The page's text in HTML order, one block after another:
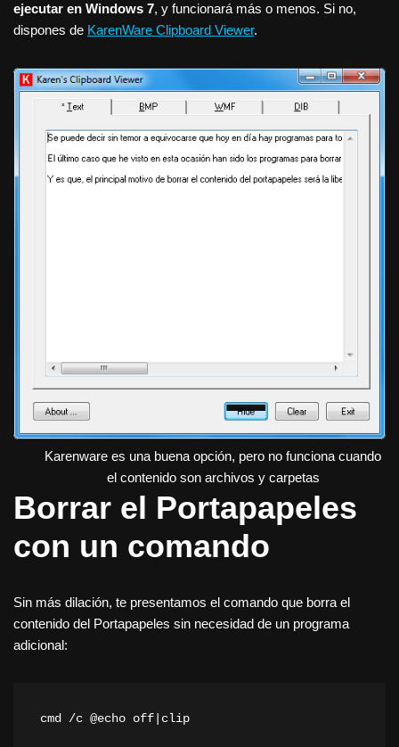
ejecutar en Windows 7, y funcionará más o menos. Si no,
dispones de KarenWare Clipboard Viewer.
Karenware es una buena opción, pero no funciona cuando
el contenido son archivos y carpetas
Borrar el Portapapeles
con un comando
Sin más dilación, te presentamos el comando que borra el
contenido del Portapapeles sin necesidad de un programa
adicional:
cmd /c @echo off|clip